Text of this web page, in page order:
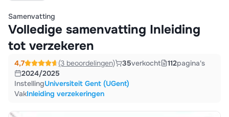
Samenvatting
Volledige samenvatting Inleiding
tot verzekeren
4,7 (3 beoordelingen) 35verkocht 112pagina's
2024/2025
InstellingUniversiteit Gent (UGent)
VakInleiding verzekeringen